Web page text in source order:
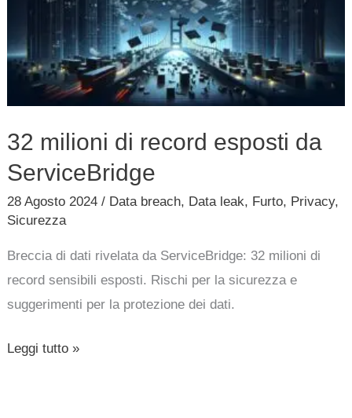
32 milioni di record esposti da
ServiceBridge
28 Agosto 2024/ Data breach, Data leak, Furto, Privacy,
Sicurezza
Breccia di dati rivelata da ServiceBridge: 32 milioni di
record sensibili esposti. Rischi per la sicurezza e
suggerimenti per la protezione dei dati.
da
ServiceBridge
Leggi tutto »